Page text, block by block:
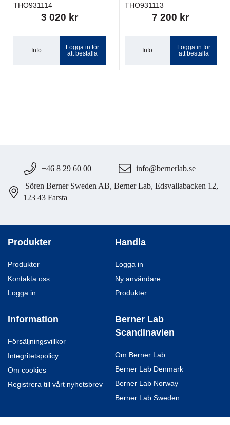
THO931114
3 020 kr
Info
Logga in för
att beställa
THO931113
7 200 kr
Info
Logga in för
att beställa
+46 8 29 60 00 info@bernerlab.se
Sören Berner Sweden AB, Berner Lab, Edsvallabacken 12,
123 43 Farsta
Produkter
Produkter
Kontakta oss
Logga in
Handla
Logga in
Ny användare
Produkter
Information
Försäljningsvillkor
Integritetspolicy
Om cookies
Registrera till vårt nyhetsbrev
Berner Lab
Scandinavien
Om Berner Lab
Berner Lab Denmark
Berner Lab Norway
Berner Lab Sweden